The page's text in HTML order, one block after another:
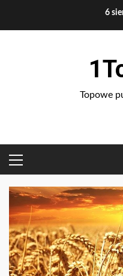
6
Topowe
PRIMARY
MENU